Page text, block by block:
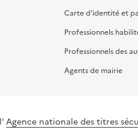
Carte d'identité et
Professionnels
Professionnels des
Agents de mairie
Agence nationale des titres